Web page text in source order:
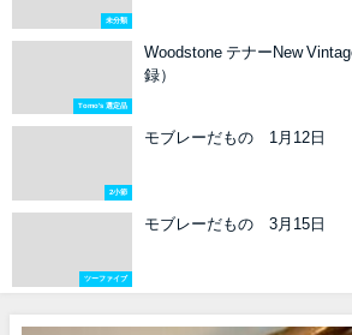
未分類
Tomo's 選定品
Woodstone テナーNew
録）
2小節
モブレーだもの 1月12日
ツーファイブ
モブレーだもの 3月15日